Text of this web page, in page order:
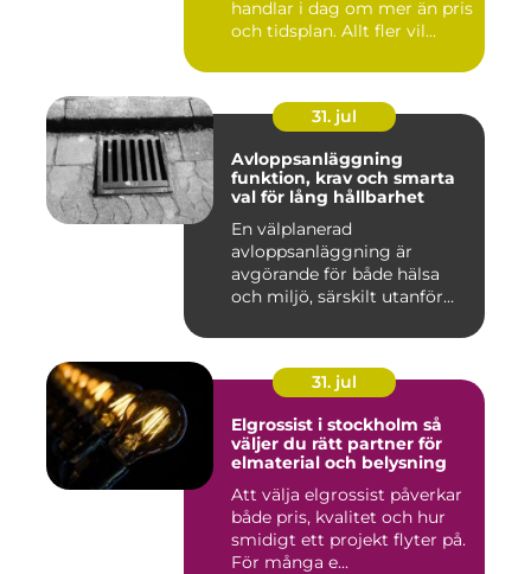
handlar i dag om mer än pris
och tidsplan. Allt fler vil...
31. jul
Avloppsanläggning
funktion, krav och smarta
val för lång hållbarhet
En välplanerad
avloppsanläggning är
avgörande för både hälsa
och miljö, särskilt utanför
31. jul
Elgrossist i stockholm så
väljer du rätt partner för
elmaterial och belysning
Att välja elgrossist påverkar
både pris, kvalitet och hur
smidigt ett projekt flyter på.
För många e...